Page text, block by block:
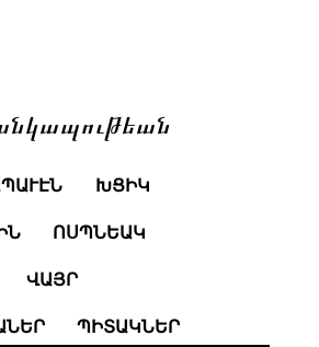
ԽՑԻԿ
ՈՍՊՆԵԱԿ
ՎԱՅՐ
ՊԻՏԱԿՆԵՐ